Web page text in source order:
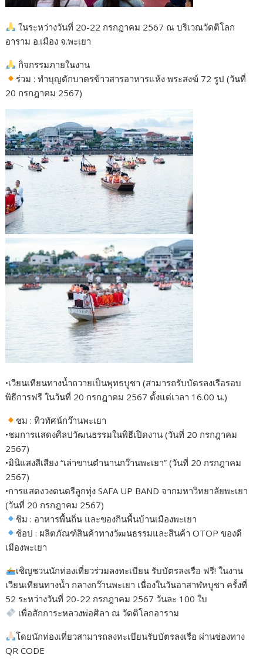
ในระหว่างวันที่ 20-22 กรกฎาคม 2567 ณ บริเวณวัดติโลก
อาราม อ.เมือง จ.พะเยา
กิจกรรมภายในงาน
ร่วม : ทำบุญตักบาตรข้าวสารอาหารแห้ง พระสงฆ์ 72 รูป (วันที่
20 กรกฎาคม 2567)
•เวียนเทียนทางน้ำถวายเป็นพุทธบูชา (สามารถรับบัตรลงเรือรอบ
พิธีการฟรี ในวันที่ 20 กรกฎาคม 2567 ตั้งแต่เวลา 16.00 น.)
ชม : ทิวทัศน์กว๊านพะเยา
•ชมการแสดงศิลปวัฒนธรรมในพิธีเปิดงาน (วันที่ 20 กรกฎาคม
2567)
•มินิแสงสีเสียง “เล่าขานตำนานกว๊านพะเยา” (วันที่ 20 กรกฎาคม
2567)
•การแสดงวงดนตรีลูกทุ่ง SAFA UP BAND จากมหาวิทยาลัยพะเยา
(วันที่ 20 กรกฎาคม 2567)
ชิม : อาหารพื้นถิ่น และของกินพื้นบ้านเมืองพะเยา
ช้อป : ผลิตภัณฑ์สินค้าทางวัฒนธรรมและสินค้า OTOP ของดี
เมืองพะเยา
เชิญชวนนักท่องเที่ยวร่วมลงทะเบียน รับบัตรลงเรือ ฟรี! ในงาน
เวียนเทียนทางน้ำ กลางกว๊านพะเยา เนื่องในวันอาสาฬหบูชา ครั้งที่
52 ระหว่างวันที่ 20-22 กรกฎาคม 2567 วันละ 100 ใบ
เพื่อสักการะหลวงพ่อศิลา ณ วัดติโลกอาราม
โดยนักท่องเที่ยวสามารถลงทะเบียนรับบัตรลงเรือ ผ่านช่องทาง
QR CODE